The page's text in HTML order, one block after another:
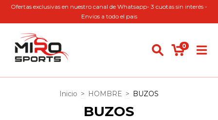
Ofertas exclusivas en nuestro canal de Whatsapp- 3 cuotas sin interés -
Envios a todo el pais
0
Inicio > HOMBRE > BUZOS
BUZOS